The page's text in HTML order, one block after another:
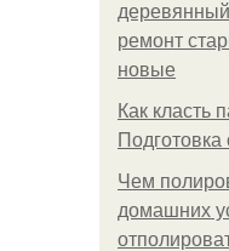
ремонт
новые
Как класть
Чем
домашних